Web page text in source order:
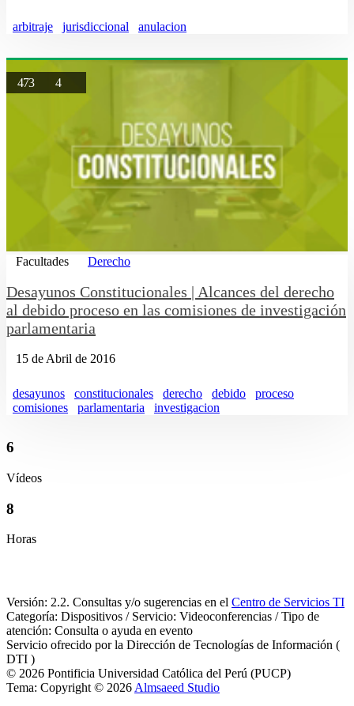
arbitraje jurisdiccional anulacion
473 4
Facultades Derecho
Desayunos Constitucionales | Alcances del derecho
al debido proceso en las comisiones de investigación
parlamentaria
15 de Abril de 2016
desayunos constitucionales derecho debido
proceso
comisiones
parlamentaria investigacion
6
Vídeos
8
Horas
Versión: 2.2. Consultas y/o sugerencias en el Centro de Servicios TI
Categoría: Dispositivos / Servicio: Videoconferencias / Tipo de
atención: Consulta o ayuda en evento
Servicio ofrecido por la Dirección de Tecnologías de Información (
DTI )
© 2026 Pontificia Universidad Católica del Perú (PUCP)
Tema: Copyright © 2026Almsaeed Studio